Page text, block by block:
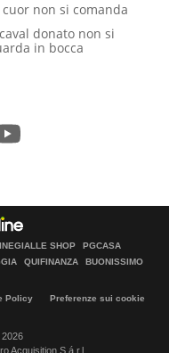
cuor non si comanda
donato non si
in bocca
SHOP
PGCASA
QUIFINANZA
BUONISSIMO
Policy
Preferenze sui cookie
Acquisition S.á r.l.